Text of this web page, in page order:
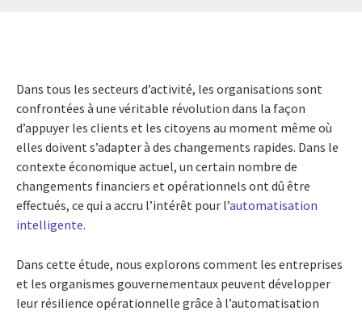
Dans tous les secteurs d’activité, les organisations sont
confrontées à une véritable révolution dans la façon
d’appuyer les clients et les citoyens au moment même où
elles doivent s’adapter à des changements rapides. Dans le
contexte économique actuel, un certain nombre de
changements financiers et opérationnels ont dû être
effectués, ce qui a accru l’intérêt pour l’automatisation
intelligente.
Dans cette étude, nous explorons comment les entreprises
et les organismes gouvernementaux peuvent développer
leur résilience opérationnelle grâce à l’automatisation